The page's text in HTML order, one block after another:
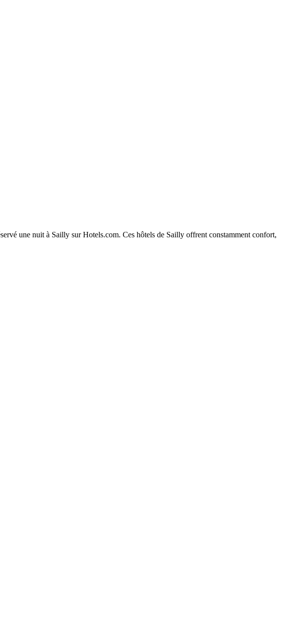
une nuit à Sailly sur Hotels.com. Ces hôtels de Sailly offrent constamment confort,